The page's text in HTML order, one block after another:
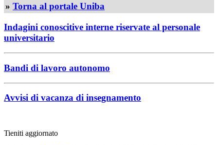
» Torna al portale Uniba
Indagini conoscitive interne riservate al personale
universitario
Bandi di lavoro autonomo
Avvisi di vacanza di insegnamento
Tieniti aggiornato